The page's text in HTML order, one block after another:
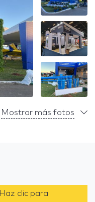
Mostrar más fotos
Haz clic para